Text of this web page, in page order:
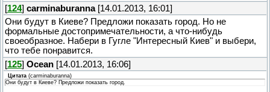
[124] carminaburanna[14.01.2013, 16:01]
Они будут в Киеве? Предложи показать город. Но не
формальные достопримечательности, а что-нибудь
своеобразное. Набери в Гугле "Интересный Киев" и выбери,
что тебе понравится.
[125] Ocean [14.01.2013, 16:06]
Цитата (carminaburanna)
Они будут в Киеве? Предложи показать город.